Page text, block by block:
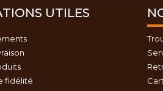
UTILES
fidélité